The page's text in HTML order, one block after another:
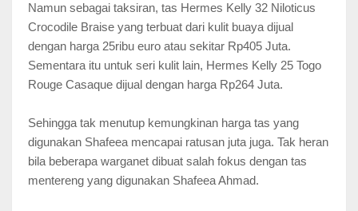
Namun sebagai taksiran, tas Hermes Kelly 32 Niloticus
Crocodile Braise yang terbuat dari kulit buaya dijual
dengan harga 25ribu euro atau sekitar Rp405 Juta.
Sementara itu untuk seri kulit lain, Hermes Kelly 25 Togo
Rouge Casaque dijual dengan harga Rp264 Juta.
Sehingga tak menutup kemungkinan harga tas yang
digunakan Shafeea mencapai ratusan juta juga. Tak heran
bila beberapa warganet dibuat salah fokus dengan tas
mentereng yang digunakan Shafeea Ahmad.